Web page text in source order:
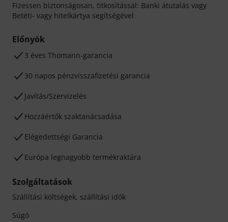
Fizessen biztonságosan, titkosítással: Banki átutalás vagy
Betéti- vagy hitelkártya segítségével
Előnyök
3 éves Thomann-garancia
30 napos pénzvisszafizetési garancia
Javítás/Szervizelés
Hozzáértők szaktanácsadása
Elégedettségi Garancia
Európa legnagyobb termékraktára
Szolgáltatások
Szállítási költségek, szállítási idők
Súgó